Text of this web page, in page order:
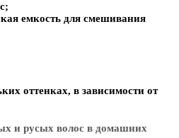
емкость для смешивания
оттенках, в зависимости от